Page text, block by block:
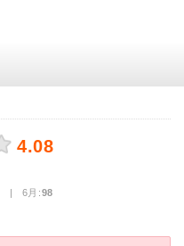
4.08
| 6月:98